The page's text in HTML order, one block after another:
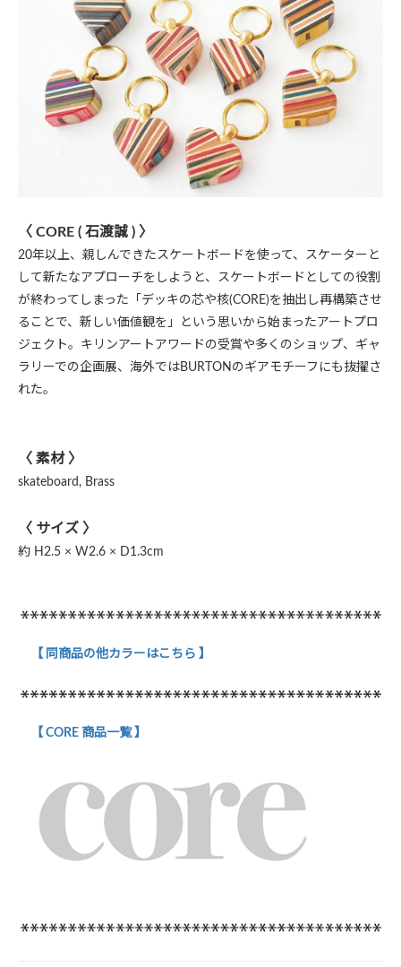
〈 CORE ( 石渡誠 ) 〉
20年以上、親しんできたスケートボードを使って、スケーターと
して新たなアプローチをしようと、スケートボードとしての役割
が終わってしまった「デッキの芯や核(CORE)を抽出し再構築させ
ることで、新しい価値観を」という思いから始まったアートプロ
ジェクト。キリンアートアワードの受賞や多くのショップ、ギャ
ラリーでの企画展、海外ではBURTONのギアモチーフにも抜擢さ
れた。
〈 素材 〉
skateboard, Brass
〈 サイズ 〉
約 H2.5 × W2.6 × D1.3cm
【 同商品の他カラーはこちら 】
【 CORE 商品一覧 】